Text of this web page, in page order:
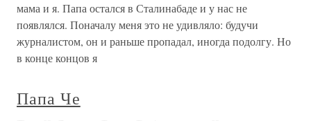
мама и я. Папа остался в Сталинабаде и у нас не
появлялся. Поначалу меня это не удивляло: будучи
журналистом, он и раньше пропадал, иногда подолгу. Но
в конце концов я
Папа Че